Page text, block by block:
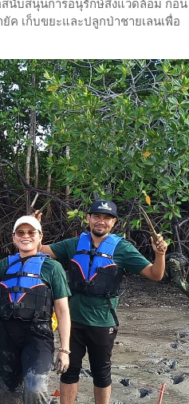
ค เก็บขยะและปลูกป่าชายเลนเพื่อ